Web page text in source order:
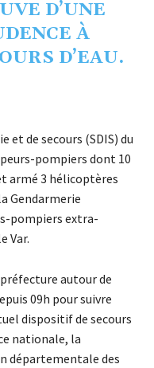
D’UNE
À
D’EAU.
et de secours (SDIS) du
pompiers dont 10
armé 3 hélicoptères
Gendarmerie
pompiers extra-
Var.
autour de
09h pour suivre
dispositif de secours
nationale, la
départementale des